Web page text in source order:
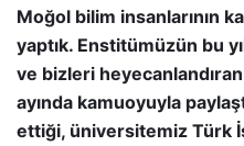
Moğol bilim insanlarının
yaptık. Enstitümüzün bu
ve bizleri heyecanlandıran
ayında kamuoyuyla
ettiği, üniversitemiz Türk